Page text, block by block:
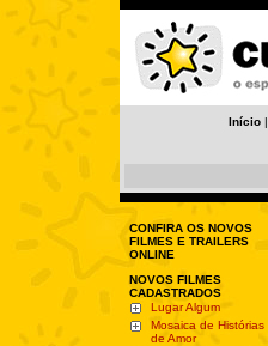
Início |
CONFIRA OS NOVOS
FILMES E TRAILERS
ONLINE
NOVOS FILMES
CADASTRADOS
Lugar Algum
Mosaica de Histórias
de Amor